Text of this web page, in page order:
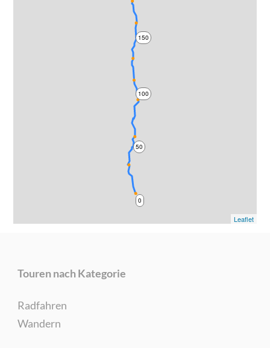
0
50
100
150
Leaflet
Touren nach Kategorie
Radfahren
Wandern